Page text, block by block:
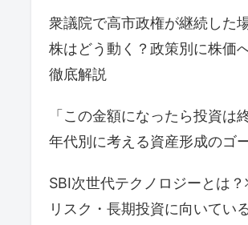
衆議院で高市政権が継続した
株はどう動く？政策別に株価
徹底解説
「この金額になったら投資は
年代別に考える資産形成のゴ
SBI次世代テクノロジーとは？
リスク・長期投資に向いてい